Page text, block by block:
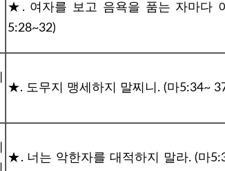
★. 여자를 보고 음욕을 품는 자마다
5:28~32)
★. 도무지 맹세하지 말찌니. (마5:34~
★. 너는 악한자를 대적하지 말라. (마